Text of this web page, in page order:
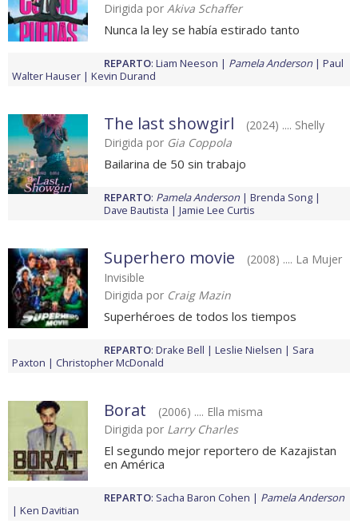
Dirigida por Akiva Schaffer
Nunca la ley se había estirado tanto
REPARTO: Liam Neeson Pamela Anderson
Paul
Walter Hauser
Kevin Durand
The last showgirl
(2024) .... Shelly
Dirigida por Gia Coppola
Bailarina de 50 sin trabajo
REPARTO: Pamela Anderson
Brenda Song
Dave Bautista
Jamie Lee Curtis
Superhero movie
(2008) .... La Mujer
Invisible
Dirigida por Craig Mazin
Superhéroes de todos los tiempos
REPARTO: Drake Bell Leslie Nielsen
Sara
Paxton
Christopher McDonald
Borat
(2006) .... Ella misma
Dirigida por Larry Charles
El segundo mejor reportero de Kazajistan
en América
REPARTO: Sacha Baron Cohen
Pamela Anderson
Ken Davitian